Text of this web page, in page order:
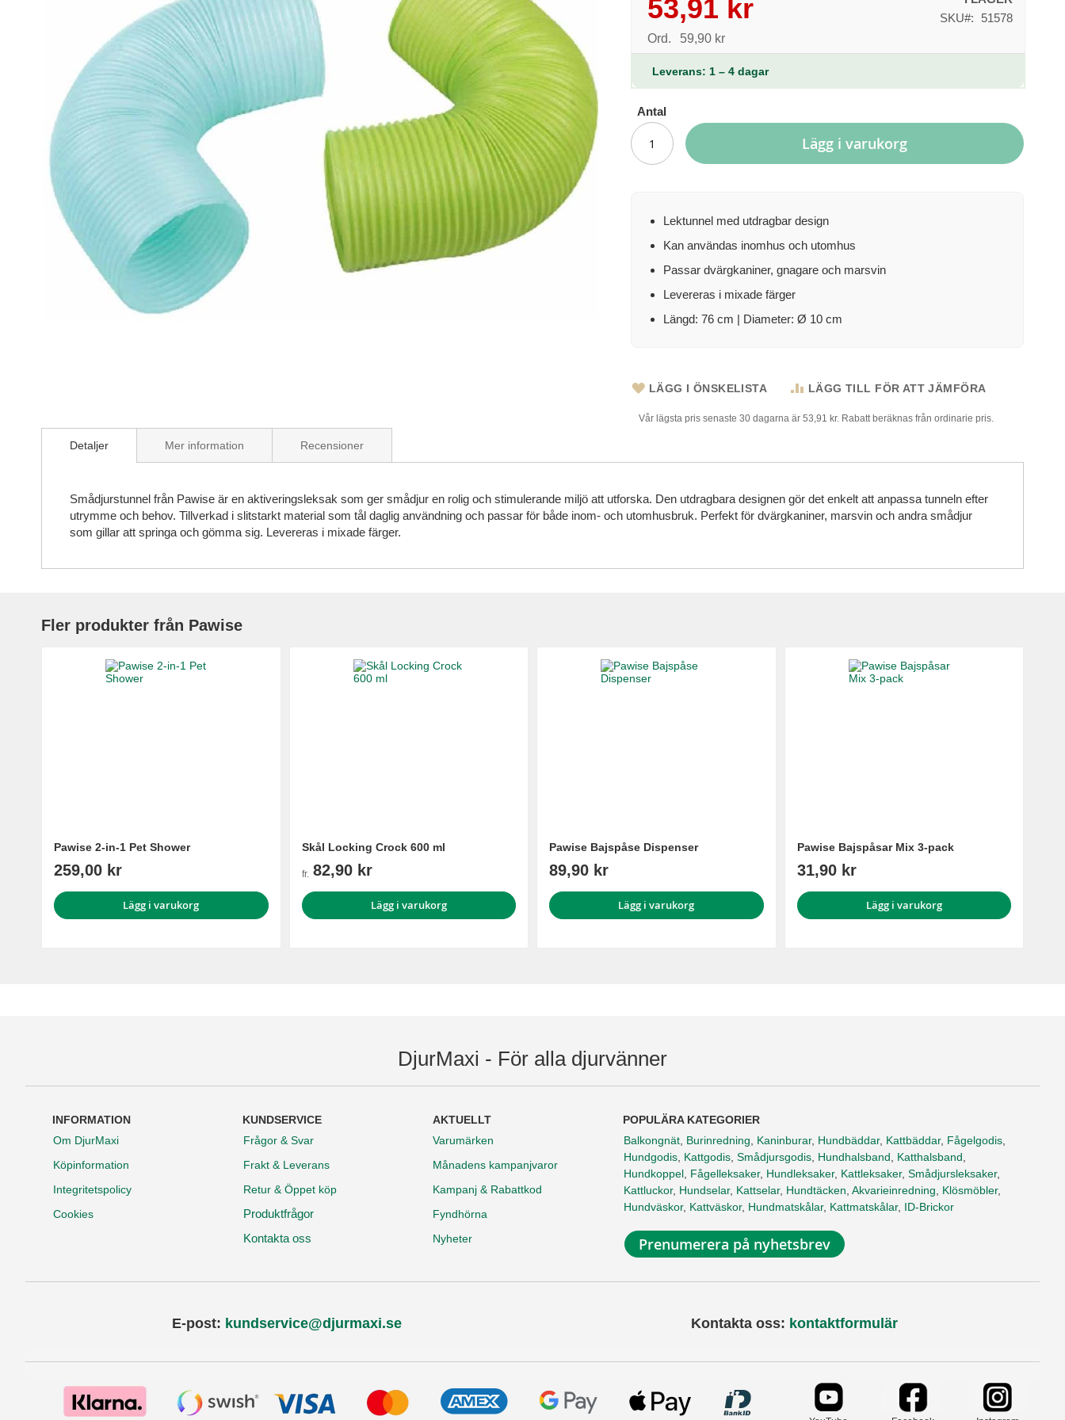
to
images
gallery
Reapris
53,91 kr
Ord. 59,90 kr
SKU
51578
Leverans: 1 – 4 dagar
Antal
Lägg i varukorg
Lektunnel med utdragbar design
Kan användas inomhus och utomhus
Passar dvärgkaniner, gnagare och marsvin
Levereras i mixade färger
Längd: 76 cm | Diameter: Ø 10 cm
LÄGG I ÖNSKELISTA LÄGG TILL FÖR ATT JÄMFÖRA
Vår lägsta pris senaste 30 dagarna är 53,91 kr. Rabatt beräknas från ordinarie pris.
Detaljer
Smådjurstunnel från Pawise är en aktiveringsleksak som ger smådjur en rolig och stimulerande miljö att utforska. Den utdragbara designen gör det enkelt att anpassa tunneln efter
utrymme och behov. Tillverkad i slitstarkt material som tål daglig användning och passar för både inom- och utomhusbruk. Perfekt för dvärgkaniner, marsvin och andra smådjur
som gillar att springa och gömma sig. Levereras i mixade färger.
Mer information Recensioner
Fler produkter från Pawise
Pawise 2-in-1 Pet Shower
259,00 kr
Lägg i varukorg
Skål Locking Crock 600 ml
fr. 82,90 kr
Lägg i varukorg
Pawise Bajspåse Dispenser
89,90 kr
Lägg i varukorg
Pawise Bajspåsar Mix 3-pack
31,90 kr
Lägg i varukorg
DjurMaxi - För alla djurvänner
INFORMATION
Om DjurMaxi
Köpinformation
Integritetspolicy
Cookies
KUNDSERVICE
Frågor & Svar
Frakt & Leverans
Retur & Öppet köp
Produktfrågor
Kontakta oss
AKTUELLT
Varumärken
Månadens kampanjvaror
Kampanj & Rabattkod
Fyndhörna
Nyheter
POPULÄRA KATEGORIER
Balkongnät Burinredning Kaninburar, Hundbäddar, Kattbäddar, Fågelgodis
Hundgodis Kattgodis Smådjursgodis Hundhalsband Katthalsband
Hundkoppel Fågelleksaker, Hundleksaker, Kattleksaker, Smådjursleksaker,
Kattluckor, Hundselar, Kattselar, Hundtäcken Akvarieinredning Klösmöbler,
Hundväskor, Kattväskor, Hundmatskålar, Kattmatskålar, ID-Brickor
Prenumerera på nyhetsbrev
E-post: kundservice@djurmaxi.se Kontakta oss: kontaktformulär